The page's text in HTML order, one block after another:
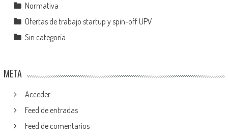
Normativa
Ofertas de trabajo startup y spin-off UPV
Sin categoría
META
Acceder
Feed de entradas
Feed de comentarios